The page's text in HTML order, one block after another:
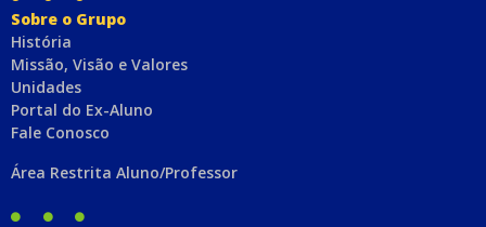
Sobre o Grupo
História
Missão, Visão e Valores
Unidades
Portal do Ex-Aluno
Fale Conosco
Área Restrita Aluno/Professor